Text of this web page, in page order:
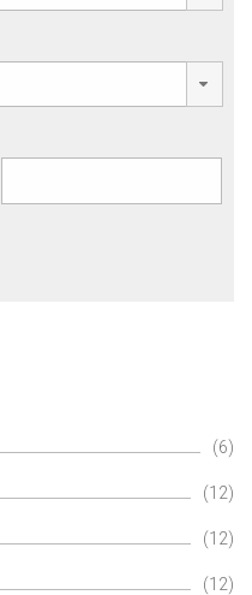
(6)
(12)
(12)
(12)